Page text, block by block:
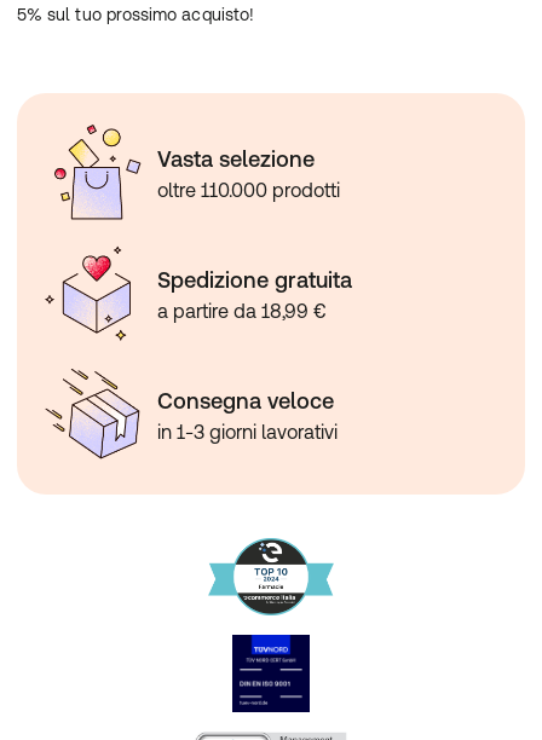
5% sul tuo prossimo acquisto!
Vasta selezione
oltre 110.000 prodotti
Spedizione gratuita
a partire da 18,99 €
Consegna veloce
in 1-3 giorni lavorativi